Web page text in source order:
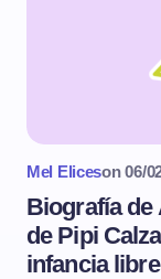
Mel Eliceson 06/
Biografía
de Pipi
infancia